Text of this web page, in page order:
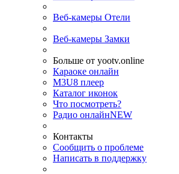
Веб-камеры Отели
Веб-камеры Замки
Больше от yootv.online
Караоке онлайн
M3U8 плеер
Каталог иконок
Что посмотреть?
Радио онлайнNEW
Контакты
Сообщить о проблеме
Написать в поддержку